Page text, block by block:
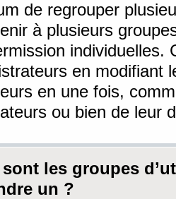
de regrouper
à plusieurs
individuelles.
en modifiant
en une fois,
ou bien de leur
sont les groupes
un ?